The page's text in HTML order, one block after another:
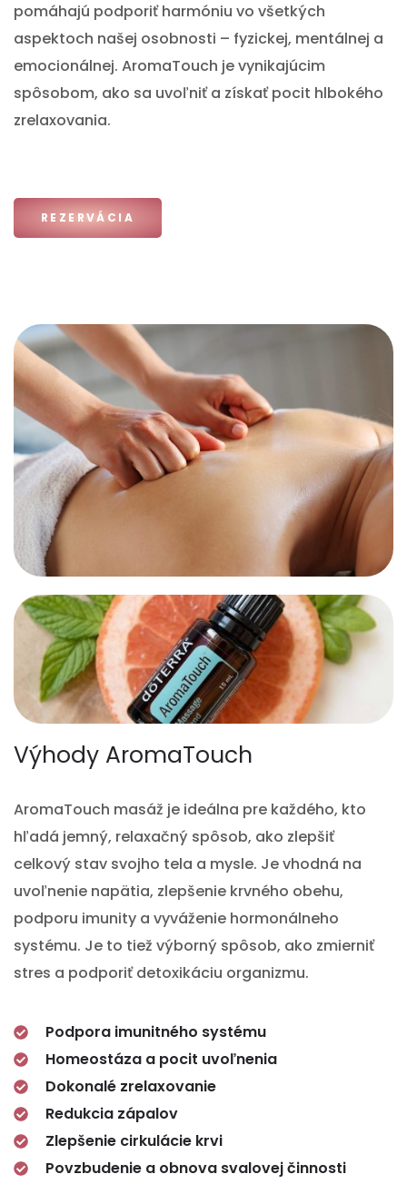
pomáhajú podporiť harmóniu vo všetkých
aspektoch našej osobnosti – fyzickej, mentálnej a
emocionálnej. AromaTouch je vynikajúcim
spôsobom, ako sa uvoľniť a získať pocit hlbokého
zrelaxovania.
REZERVÁCIA
Výhody AromaTouch
AromaTouch masáž je ideálna pre každého, kto
hľadá jemný, relaxačný spôsob, ako zlepšiť
celkový stav svojho tela a mysle. Je vhodná na
uvoľnenie napätia, zlepšenie krvného obehu,
podporu imunity a vyváženie hormonálneho
systému. Je to tiež výborný spôsob, ako zmierniť
stres a podporiť detoxikáciu organizmu.
Podpora imunitného systému
Homeostáza a pocit uvoľnenia
Dokonalé zrelaxovanie
Redukcia zápalov
Zlepšenie cirkulácie krvi
Povzbudenie a obnova svalovej činnosti